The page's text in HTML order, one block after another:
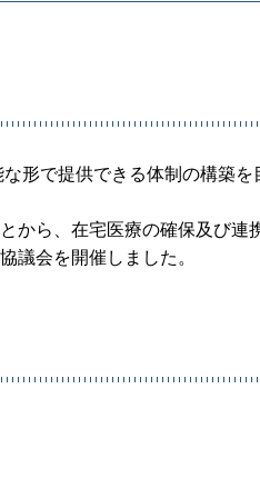
形で提供できる体制の構築を
から、在宅医療の確保及び連
議会を開催しました。